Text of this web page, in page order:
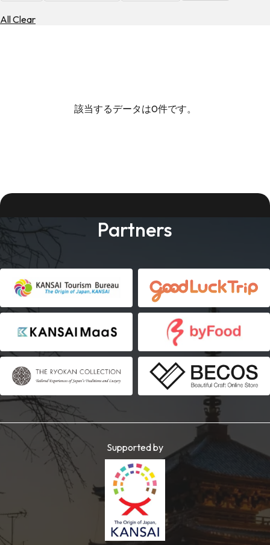
All Clear
該当するデータは0件です。
Partners
Supported by